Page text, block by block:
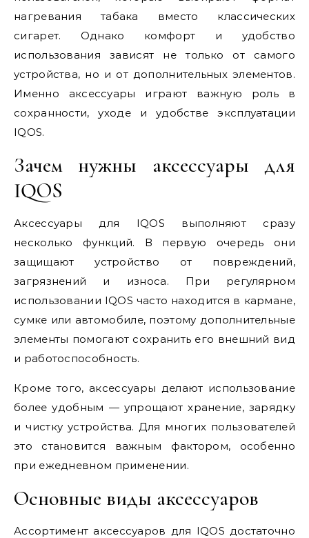
нагревания табака вместо классических
сигарет. Однако комфорт и удобство
использования зависят не только от самого
устройства, но и от дополнительных элементов.
Именно аксессуары играют важную роль в
сохранности, уходе и удобстве эксплуатации
IQOS.
Зачем нужны аксессуары для
IQOS
Аксессуары для IQOS выполняют сразу
несколько функций. В первую очередь они
защищают устройство от повреждений,
загрязнений и износа. При регулярном
использовании IQOS часто находится в кармане,
сумке или автомобиле, поэтому дополнительные
элементы помогают сохранить его внешний вид
и работоспособность.
Кроме того, аксессуары делают использование
более удобным — упрощают хранение, зарядку
и чистку устройства. Для многих пользователей
это становится важным фактором, особенно
при ежедневном применении.
Основные виды аксессуаров
Ассортимент аксессуаров для IQOS достаточно